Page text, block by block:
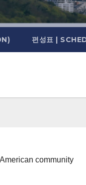
편성표 |
community